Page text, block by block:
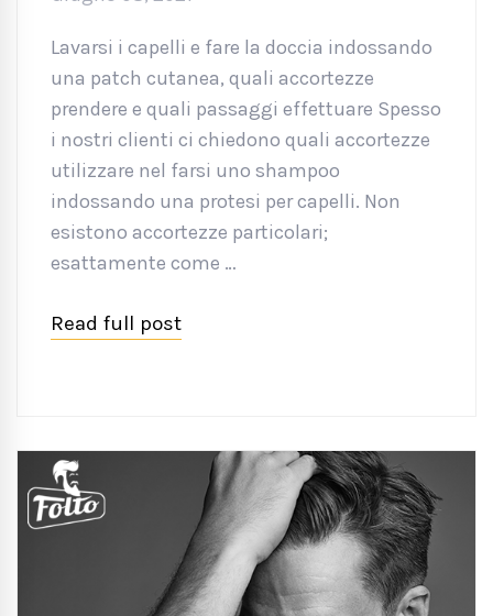
Lavarsi i capelli e fare la doccia indossando
una patch cutanea, quali accortezze
prendere e quali passaggi effettuare Spesso
i nostri clienti ci chiedono quali accortezze
utilizzare nel farsi uno shampoo
indossando una protesi per capelli. Non
esistono accortezze particolari;
esattamente come …
Read full post